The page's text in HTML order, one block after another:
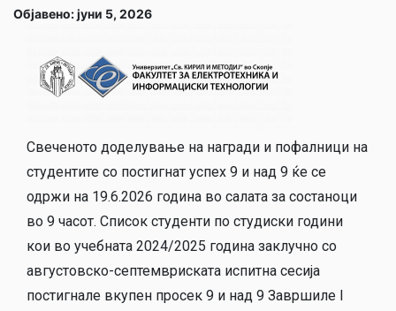
Објавено: јуни 5, 2026
Свеченото доделување на награди и пофалници на
студентите со постигнат успех 9 и над 9 ќе се
одржи на 19.6.2026 година во салата за состаноци
во 9 часот. Список студенти по студиски години
кои во учебната 2024/2025 година заклучно со
августовскo-септемвриската испитна сесија
постигнале вкупен просек 9 и над 9 Завршиле I